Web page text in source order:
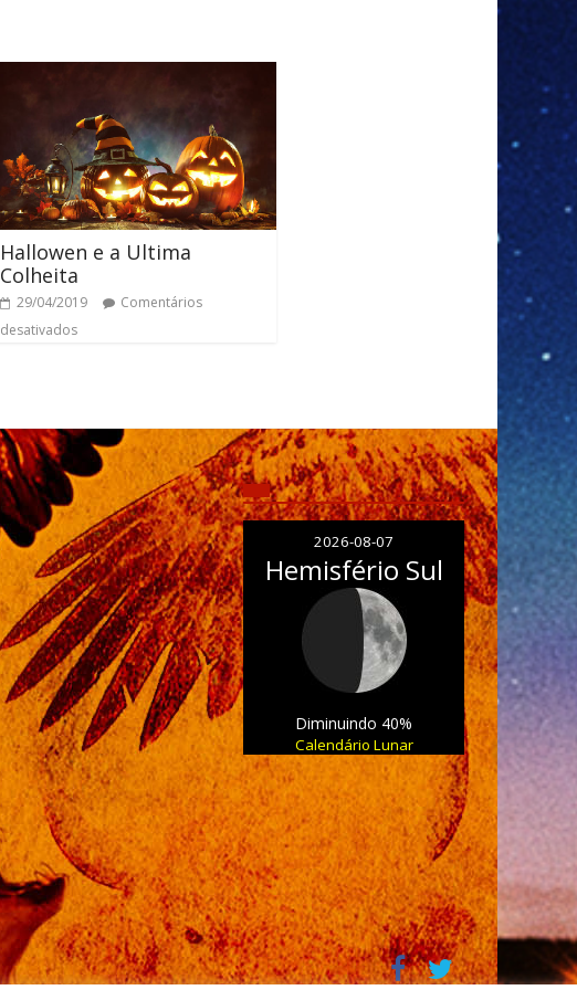
Hallowen e a Ultima
Colheita
29/04/2019
Comentários
desativados
2026-08-07
Hemisfério Sul
Diminuindo 40%
Calendário Lunar